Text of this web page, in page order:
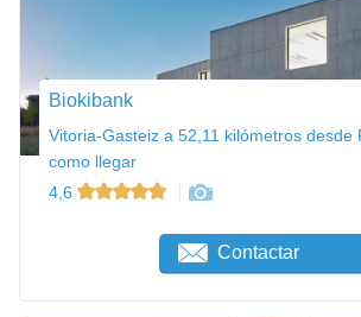
Biokibank
Vitoria-Gasteiz a 52,11 kilómetros desde
como llegar
4,6
Contactar